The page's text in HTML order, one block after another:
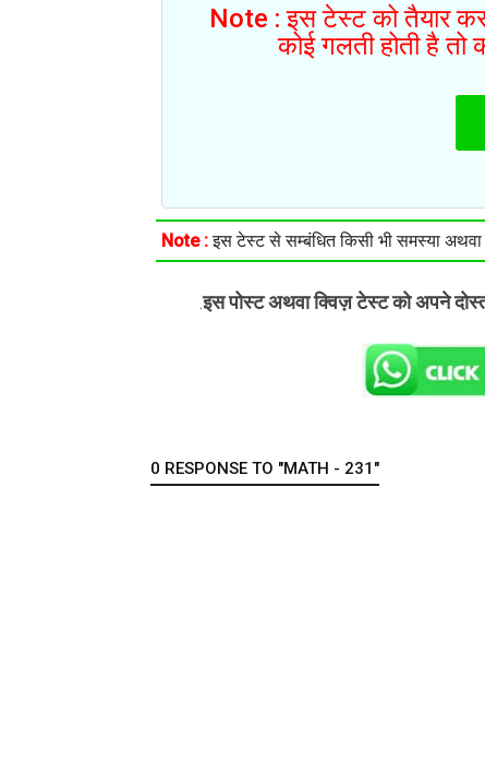
Note : इस टेस्ट को तैयार
कोई गलती होती है
Note :इस टेस्ट से सम्बंधित किसी भी समस्या
.इस पोस्ट अथवा क्विज़ टेस्ट को अपने
0 RESPONSE TO "MATH - 231"